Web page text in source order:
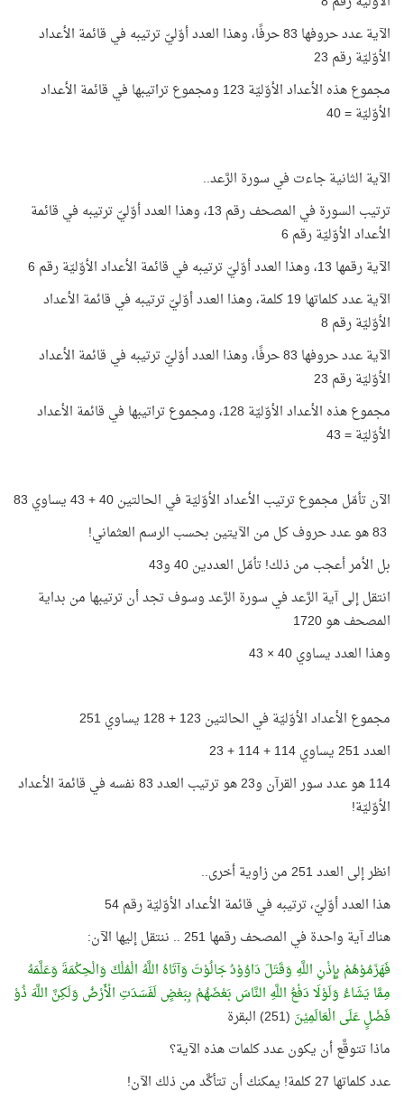
الآية عدد حروفها 83 حرفًا، وهذا العدد أوّليّ ترتيبه في قائمة الأعداد
الأوّليّة رقم 23
مجموع هذه الأعداد الأوّليّة 123 ومجموع تراتيبها في قائمة الأعداد
الأوّليّة = 40
الآية الثانية جاءت في سورة الرَّعد..
ترتيب السورة في المصحف رقم 13، وهذا العدد أوّليّ ترتيبه في قائمة
الأعداد الأوّليّة رقم 6
الآية رقمها 13، وهذا العدد أوّليّ ترتيبه في قائمة الأعداد الأوّليّة رقم 6
الآية عدد كلماتها 19 كلمة، وهذا العدد أوّليّ ترتيبه في قائمة الأعداد
الأوّليّة رقم 8
الآية عدد حروفها 83 حرفًا، وهذا العدد أوّليّ ترتيبه في قائمة الأعداد
الأوّليّة رقم 23
مجموع هذه الأعداد الأوّليّة 128، ومجموع تراتيبها في قائمة الأعداد
الأوّليّة = 43
الآن تأمّل مجموع ترتيب الأعداد الأوّليّة في الحالتين 40 + 43 يساوي 83
بل الأمر أعجب من ذلك! تأمّل العددين 40 و43
انتقل إلى آية الرَّعد في سورة الرَّعد وسوف تجد أن ترتيبها من بداية
المصحف هو 1720
وهذا العدد يساوي 40 × 43
مجموع الأعداد الأوّليّة في الحالتين 123 + 128 يساوي 251
العدد 251 يساوي 114 + 114 + 23
114 هو عدد سور القرآن و23 هو ترتيب العدد 83 نفسه في قائمة الأعداد
الأوّليّة!
انظر إلى العدد 251 من زاوية أخرى..
هذا العدد أوّليّ، ترتيبه في قائمة الأعداد الأوّليّة رقم 54
هناك آية واحدة في المصحف رقمها 251 .. ننتقل إليها الآن:
فَهَزَمُوْهُمْ بِإِذْنِ اللَّهِ وَقَتَلَ دَاوُوْدُ جَالُوْتَ وَآتَاهُ اللَّهُ الْمُلْكَ وَالْحِكْمَةَ وَعَلَّمَهُ
مِمَّا يَشَاءُ وَلَوْلَا دَفْعُ اللَّهِ النَّاسَ بَعْضَهُمْ بِبَعْضٍ لَفَسَدَتِ الْأَرْضُ وَلَكِنَّ اللَّهَ ذُوْ
فَضْلٍ عَلَى الْعَالَمِيْنَ (251) البقرة
ماذا تتوقَّع أن يكون عدد كلمات هذه الآية؟
عدد كلماتها 27 كلمة! يمكنك أن تتأكَّد من ذلك الآن!